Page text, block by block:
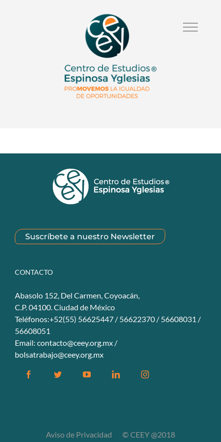
Suscríbete a nuestro Newsletter
CONTACTO
Abasolo 152, Del Carmen, Coyoacán,
C.P. 04100. Ciudad de México
Teléfonos:+52(55) 56625447 / 56622370 / 56608031 /
56608051
Email: contacto@ceey.org.mx /
bolsatrabajo@ceey.org.mx
FacebookTwitter YouTubeLinkedinInstagram
Aviso de Privacidad © CEEY @2018